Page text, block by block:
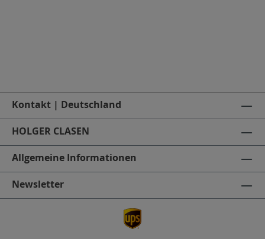
Kontakt | Deutschland
HOLGER CLASEN
Allgemeine Informationen
Newsletter